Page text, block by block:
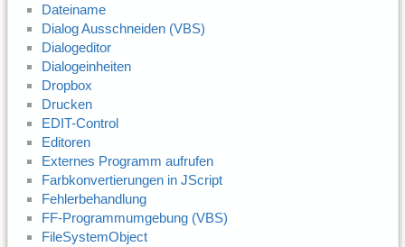
Dateiname
Dialog Ausschneiden (VBS)
Dialogeditor
Dialogeinheiten
Dropbox
Drucken
EDIT-Control
Editoren
Externes Programm aufrufen
Farbkonvertierungen in JScript
Fehlerbehandlung
FF-Programmumgebung (VBS)
FileSystemObject